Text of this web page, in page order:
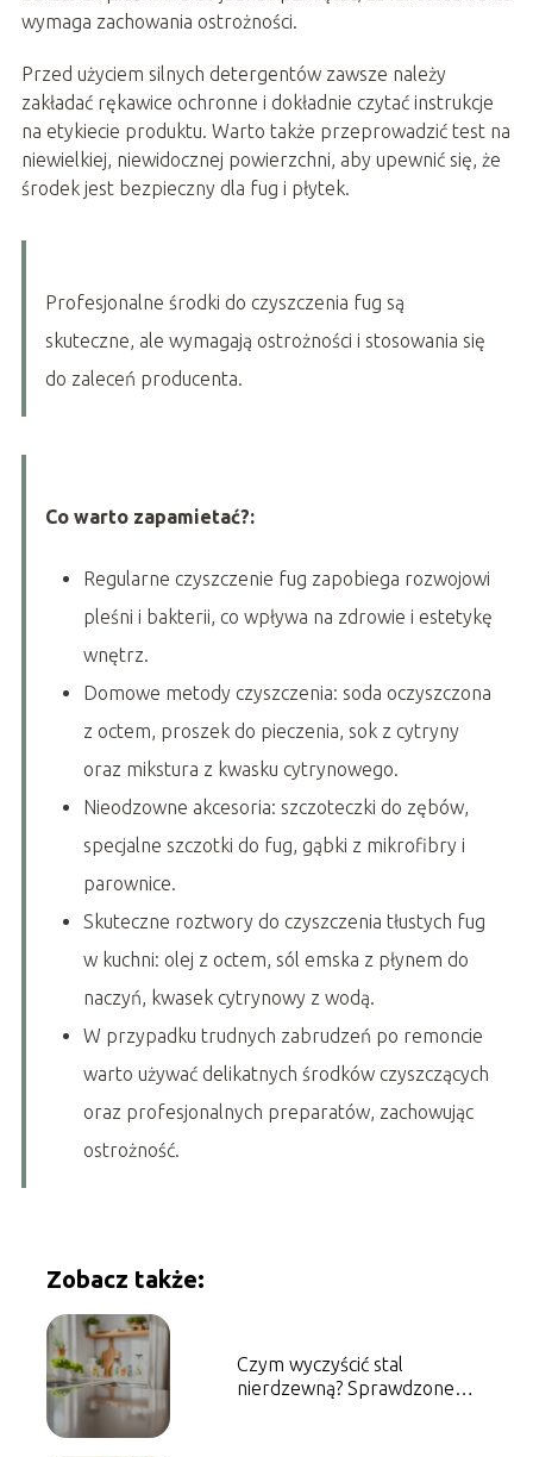
wymaga zachowania ostrożności.
Przed użyciem silnych detergentów zawsze należy
zakładać rękawice ochronne i dokładnie czytać instrukcje
na etykiecie produktu. Warto także przeprowadzić test na
niewielkiej, niewidocznej powierzchni, aby upewnić się, że
środek jest bezpieczny dla fug i płytek.
Profesjonalne środki do czyszczenia fug są
skuteczne, ale wymagają ostrożności i stosowania się
do zaleceń producenta.
Co warto zapamietać?:
Regularne czyszczenie fug zapobiega rozwojowi
pleśni i bakterii, co wpływa na zdrowie i estetykę
wnętrz.
Domowe metody czyszczenia: soda oczyszczona
z octem, proszek do pieczenia, sok z cytryny
oraz mikstura z kwasku cytrynowego.
Nieodzowne akcesoria: szczoteczki do zębów,
specjalne szczotki do fug, gąbki z mikrofibry i
parownice.
Skuteczne roztwory do czyszczenia tłustych fug
w kuchni: olej z octem, sól emska z płynem do
naczyń, kwasek cytrynowy z wodą.
W przypadku trudnych zabrudzeń po remoncie
warto używać delikatnych środków czyszczących
oraz profesjonalnych preparatów, zachowując
ostrożność.
Zobacz także:
Czym wyczyścić stal
nierdzewną? Sprawdzone